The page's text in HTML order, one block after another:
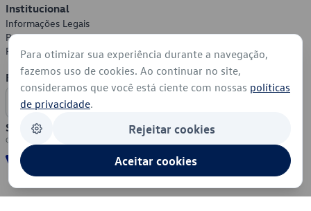
Institucional
Informações Legais
Política de Privacidade
Política de Cookies
Formas de Pagamento
Segurança
Para otimizar sua experiência durante a navegação,
fazemos uso de cookies. Ao continuar no site,
consideramos que você está ciente com nossas políticas
de privacidade.
Rejeitar cookies
Aceitar cookies